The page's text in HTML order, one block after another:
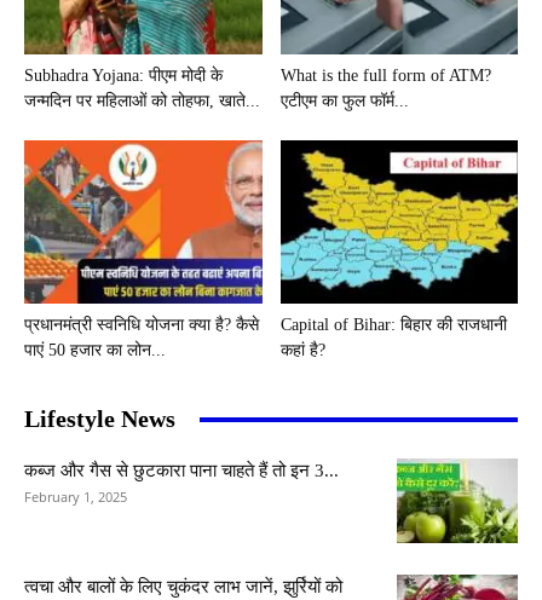
Subhadra Yojana: पीएम मोदी के
जन्मदिन पर महिलाओं को तोहफा, खाते...
What is the full form of ATM?
एटीएम का फुल फॉर्म...
प्रधानमंत्री स्वनिधि योजना क्या है? कैसे
पाएं 50 हजार का लोन...
Capital of Bihar: बिहार की राजधानी
कहां है?
Lifestyle News
कब्ज और गैस से छुटकारा पाना चाहते हैं तो इन 3...
February 1, 2025
त्वचा और बालों के लिए चुकंदर लाभ जानें, झुर्रियों को